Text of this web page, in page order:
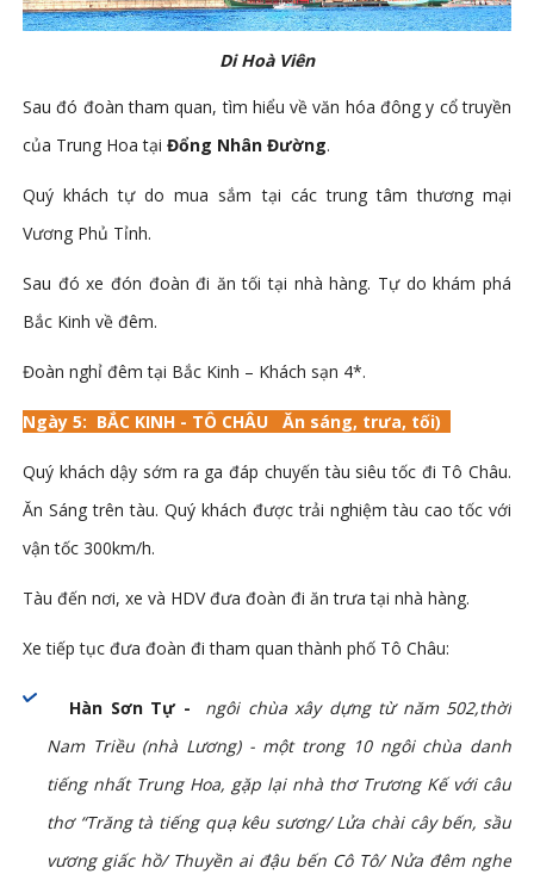
Di Hoà Viên
Sau đó đoàn tham quan, tìm hiểu về văn hóa đông y cổ truyền
của Trung Hoa tại Đổng Nhân Đường.
Quý khách tự do mua sắm tại các trung tâm thương mại
Vương Phủ Tỉnh.
Sau đó xe đón đoàn đi ăn tối tại nhà hàng. Tự do khám phá
Bắc Kinh về đêm.
Đoàn nghỉ đêm tại Bắc Kinh – Khách sạn 4*.
Ngày 5: BẮC KINH - TÔ CHÂU Ăn sáng, trưa, tối)
Quý khách dậy sớm ra ga đáp chuyến tàu siêu tốc đi Tô Châu.
Ăn Sáng trên tàu. Quý khách được trải nghiệm tàu cao tốc với
vận tốc 300km/h.
Tàu đến nơi, xe và HDV đưa đoàn đi ăn trưa tại nhà hàng.
Xe tiếp tục đưa đoàn đi tham quan thành phố Tô Châu:
Hàn Sơn Tự -
ngôi chùa xây dựng từ năm 502,thời
Nam Triều (nhà Lương) - một trong 10 ngôi chùa danh
tiếng nhất Trung Hoa, gặp lại nhà thơ Trương Kế với câu
thơ “Trăng tà tiếng quạ kêu sương/ Lửa chài cây bến, sầu
vương giấc hồ/ Thuyền ai đậu bến Cô Tô/ Nửa đêm nghe